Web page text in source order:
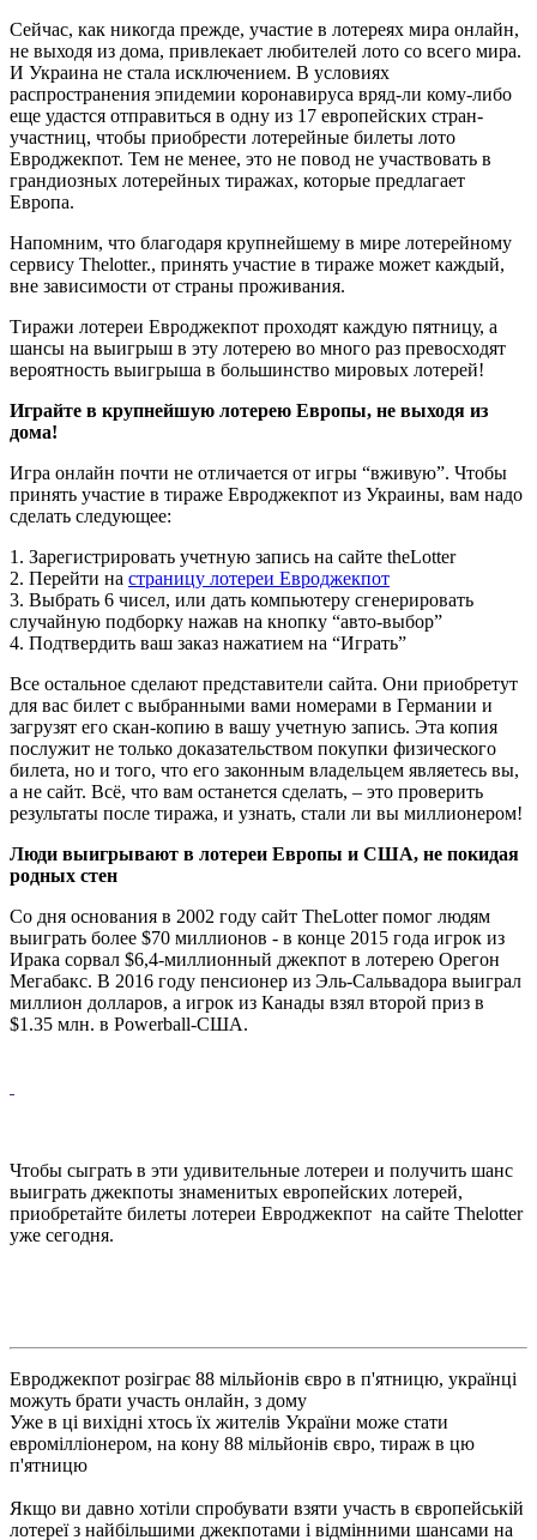
Сейчас, как никогда прежде, участие в лотереях мира онлайн,
не выходя из дома, привлекает любителей лото со всего мира.
И Украина не стала исключением. В условиях
распространения эпидемии коронавируса вряд-ли кому-либо
еще удастся отправиться в одну из 17 европейских стран-
участниц, чтобы приобрести лотерейные билеты лото
Евроджекпот. Тем не менее, это не повод не участвовать в
грандиозных лотерейных тиражах, которые предлагает
Европа.
Напомним, что благодаря крупнейшему в мире лотерейному
сервису Thelotter., принять участие в тираже может каждый,
вне зависимости от страны проживания.
Тиражи лотереи Евроджекпот проходят каждую пятницу, а
шансы на выигрыш в эту лотерею во много раз превосходят
вероятность выигрыша в большинство мировых лотерей!
Играйте в крупнейшую лотерею Европы, не выходя из
дома!
Игра онлайн почти не отличается от игры “вживую”. Чтобы
принять участие в тираже Евроджекпот из Украины, вам надо
сделать следующее:
1. Зарегистрировать учетную запись на сайте theLotter
2. Перейти на страницу лотереи Евроджекпот
3. Выбрать 6 чисел, или дать компьютеру сгенерировать
случайную подборку нажав на кнопку “авто-выбор”
4. Подтвердить ваш заказ нажатием на “Играть”
Все остальное сделают представители сайта. Они приобретут
для вас билет с выбранными вами номерами в Германии и
загрузят его скан-копию в вашу учетную запись. Эта копия
послужит не только доказательством покупки физического
билета, но и того, что его законным владельцем являетесь вы,
а не сайт. Всё, что вам останется сделать, – это проверить
результаты после тиража, и узнать, стали ли вы миллионером!
Люди выигрывают в лотереи Европы и США, не покидая
родных стен
Со дня основания в 2002 году сайт TheLotter помог людям
выиграть более $70 миллионов - в конце 2015 года игрок из
Ирака сорвал $6,4-миллионный джекпот в лотерею Орегон
Мегабакс. В 2016 году пенсионер из Эль-Сальвадора выиграл
миллион долларов, а игрок из Канады взял второй приз в
$1.35 млн. в Powerball-США.
Чтобы сыграть в эти удивительные лотереи и получить шанс
выиграть джекпоты знаменитых европейских лотерей,
приобретайте билеты лотереи Евроджекпот на сайте Thelotter
уже сегодня.
Евроджекпот розіграє 88 мільйонів євро в п'ятницю, українці
можуть брати участь онлайн, з дому
Уже в ці вихідні хтось їх жителів України може стати
евромілліонером, на кону 88 мільйонів євро, тираж в цю
п'ятницю
Якщо ви давно хотіли спробувати взяти участь в європейській
лотереї з найбільшими джекпотами і відмінними шансами на